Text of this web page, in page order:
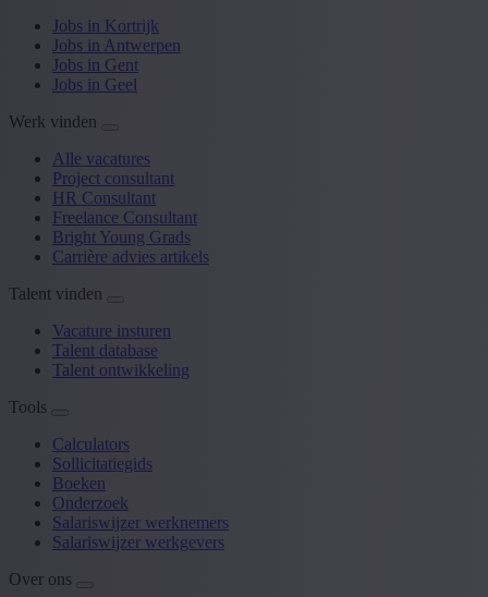
Jobs in Kortrijk
Jobs in Antwerpen
Jobs in Gent
Jobs in Geel
Werk vinden
Alle vacatures
Project consultant
HR Consultant
Freelance Consultant
Bright Young Grads
Carrière advies artikels
Talent vinden
Vacature insturen
Talent database
Talent ontwikkeling
Tools
Calculators
Sollicitatiegids
Boeken
Onderzoek
Salariswijzer werknemers
Salariswijzer werkgevers
Over ons